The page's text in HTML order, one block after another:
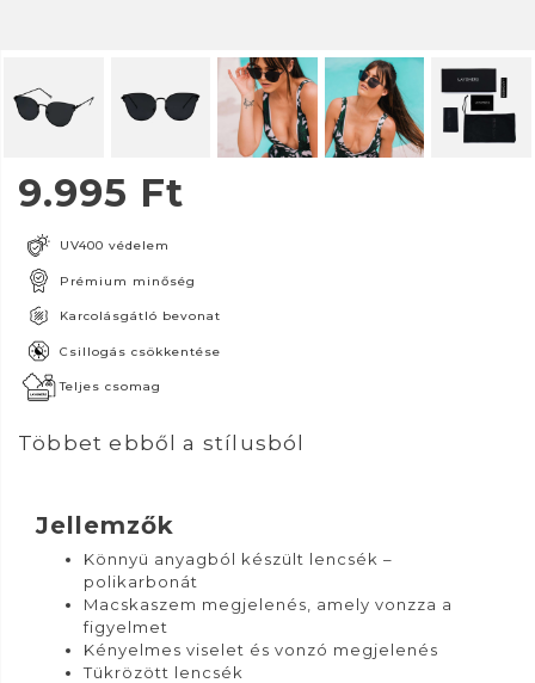
9.995 Ft
UV400 védelem
Prémium minőség
Karcolásgátló bevonat
Csillogás csökkentése
Teljes csomag
Többet ebből a stílusból
Jellemzők
Könnyü anyagból készült lencsék –
polikarbonát
Macskaszem megjelenés, amely vonzza a
figyelmet
Kényelmes viselet és vonzó megjelenés
Tükrözött lencsék